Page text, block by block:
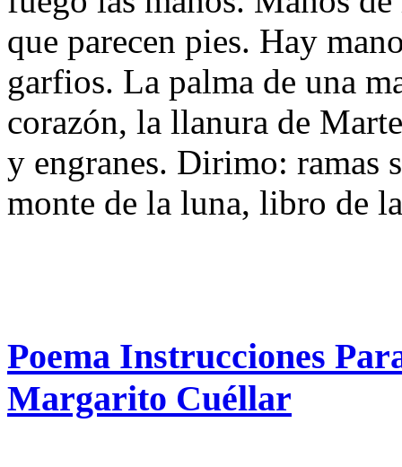
que parecen pies. Hay
garfios. La palma de una
corazón, la llanura de
y engranes. Dirimo: ramas
monte de la luna, libro de
Poema Instrucciones
Margarito Cuéllar